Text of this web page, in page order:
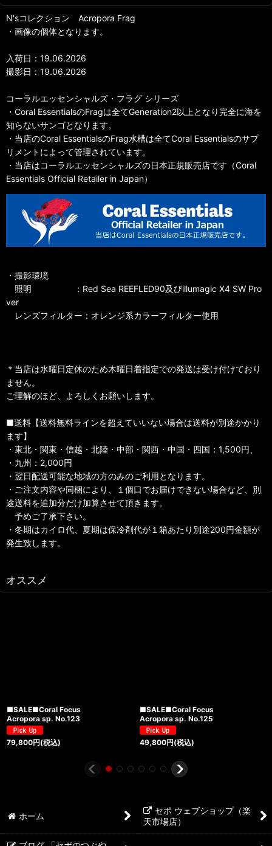
N'sコレクション Acropora Frag
・画像の個体となります。
入荷日：19.06.2026
撮影日：19.06.2026
コーラルエッセンシャルズ・フラグ シリーズ
・Coral EssentialsのFragは全てGeneration2以上となり完全に海を
知らないサンゴとなります。
・当店のCoral EssentialsのFrag水槽は全てCoral Essentialsのサプ
リメントによって管理されています。
・当店はコーラルエッセンシャルズの日本正規販売店です（Coral
Essentials Official Retailer in Japan）
・撮影環境
照明 ：Red Sea REEFLED90及びillumagic X4 SW Pro
ver
レンズフィルター：オレンジ系カラーフィルター使用
＊当店は水曜日定休のため木曜日着指定での発送は受け付けており
ません。
ご理解のほど、よろしくお願いします。
■送料【送料無料ラインを超えていいない場合は送料が別途かかり
ます】
・東北・関東・信越・北陸・中部・関西・中国・四国：1,500円、
・九州：2,000円
・翌日配送可能な地域の方のみのご利用となります。
・ご注文内容や同梱により、１個口でお届けできない場合など、別
途送料を追加分だけ加算させて頂きます。
予めご了承下さい。
・冬期はカイロ代、夏期は保冷剤代が１箱あたり別途200円金額が
発生致します。
オススメ
■SALE■Coral Focus
Acropora sp. No.123
79,800円(税込)
■SALE■Coral Focus
Acropora sp. No.125
49,800円(税込)
ホーム
セポ ウェブショップ（楽
天市場店）